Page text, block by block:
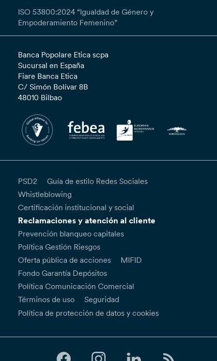
ISO 53800:2024 “Igualdad de Género y
Empoderamiento Femenino”
Banca Popolare Etica scpa
Sucursal en España
Fiare Banca Etica
C/ Simón Bolívar 8B
48010 Bilbao
PSD2
Guía de estilo Redes Sociales
Whistleblowing
Certificación institucional y social
Reclamaciones y atención al cliente
Prevención blanqueo capitales
Política Gestión Riesgos
Oferta pública de acciones
MIFID
Fondo Garantía Depósitos
Política Comunicación Comercial
Términos de uso
Seguridad
Política de protección de datos y cookies